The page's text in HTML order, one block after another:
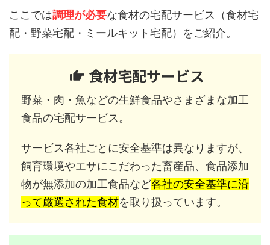
ここでは調理が必要な食材の宅配サービス（食材宅
配・野菜宅配・ミールキット宅配）をご紹介。
食材宅配サービス
野菜・肉・魚などの生鮮食品やさまざまな加工
食品の宅配サービス。
サービス各社ごとに安全基準は異なりますが、
飼育環境やエサにこだわった畜産品、食品添加
物が無添加の加工食品など各社の安全基準に沿
って厳選された食材を取り扱っています。